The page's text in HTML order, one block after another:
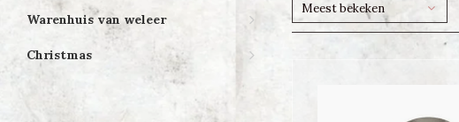
Warenhuis van weleer
Christmas
Meest bekeken